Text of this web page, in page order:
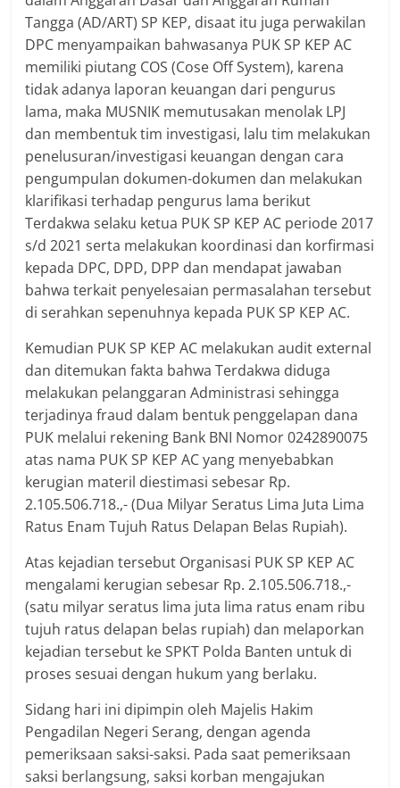
Tangga (AD/ART) SP KEP, disaat itu juga perwakilan
DPC menyampaikan bahwasanya PUK SP KEP AC
memiliki piutang COS (Cose Off System), karena
tidak adanya laporan keuangan dari pengurus
lama, maka MUSNIK memutusakan menolak LPJ
dan membentuk tim investigasi, lalu tim melakukan
penelusuran/investigasi keuangan dengan cara
pengumpulan dokumen-dokumen dan melakukan
klarifikasi terhadap pengurus lama berikut
Terdakwa selaku ketua PUK SP KЕР AC periode 2017
s/d 2021 serta melakukan koordinasi dan korfirmasi
kepada DPC, DPD, DPP dan mendapat jawaban
bahwa terkait penyelesaian permasalahan tersebut
di serahkan sepenuhnya kepada PUK SP КЕР AC.
Kemudian PUK SP KEP AC melakukan audit external
dan ditemukan fakta bahwa Terdakwa diduga
melakukan pelanggaran Administrasi sehingga
terjadinya fraud dalam bentuk penggelapan dana
PUK melalui rekening Bank BNI Nomor 0242890075
atas nama PUK SP KEP AC yang menyebabkan
kerugian materil diestimasi sebesar Rp.
2.105.506.718.,- (Dua Milyar Seratus Lima Juta Lima
Ratus Enam Tujuh Ratus Delapan Belas Rupiah).
Atas kejadian tersebut Organisasi PUK SP KEP AC
mengalami kerugian sebesar Rp. 2.105.506.718.,-
(satu milyar seratus lima juta lima ratus enam ribu
tujuh ratus delapan belas rupiah) dan melaporkan
kejadian tersebut ke SPKT Polda Banten untuk di
proses sesuai dengan hukum yang berlaku.
Sidang hari ini dipimpin oleh Majelis Hakim
Pengadilan Negeri Serang, dengan agenda
pemeriksaan saksi-saksi. Pada saat pemeriksaan
saksi berlangsung, saksi korban mengajukan